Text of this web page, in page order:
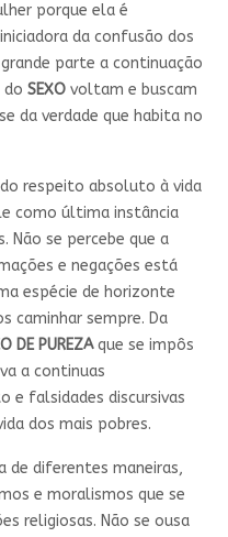
porque ela é
da confusão dos
parte a continuação
do SEXOvoltam e buscam
da verdade que habita no
respeito absoluto à vida
como última instância
se percebe que a
e negações está
espécie de horizonte
caminhar sempre. Da
DE PUREZAque se impôs
a continuas
e falsidades discursivas
dos mais pobres.
de diferentes maneiras,
e moralismos que se
religiosas. Não se ousa